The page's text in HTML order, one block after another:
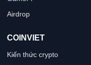
Airdrop
COINVIET
Kiến thức crypto